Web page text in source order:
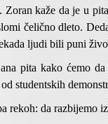
Zoran kaže da je u
čelično dleto.
ljudi bili puni
pita kako ćemo
studentskih
rekoh: da razbijemo